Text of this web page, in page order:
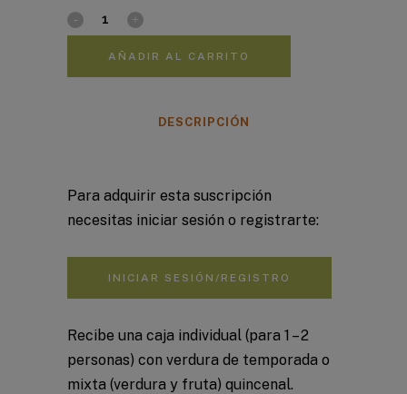
AÑADIR AL CARRITO
DESCRIPCIÓN
Para adquirir esta suscripción
necesitas iniciar sesión o registrarte:
INICIAR SESIÓN/REGISTRO
Recibe una caja individual (para 1 – 2
personas) con verdura de temporada o
mixta (verdura y fruta) quincenal.